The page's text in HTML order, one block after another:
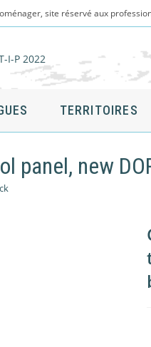
site réservé aux
TERRITOIRES
panel, new